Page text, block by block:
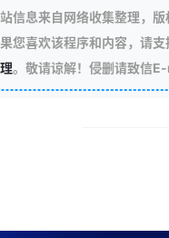
信息来自网络收集整理，
您喜欢该程序和内容，请
。敬请谅解！侵删请致信